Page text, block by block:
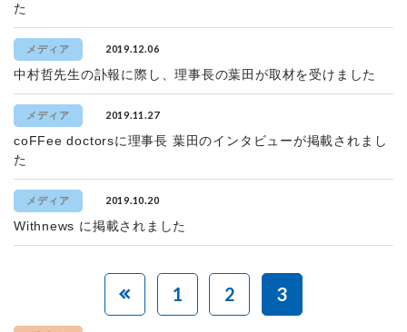
た
メディア 2019.12.06
中村哲先生の訃報に際し、理事長の葉田が取材を受けました
メディア 2019.11.27
coFFee doctorsに理事長 葉田のインタビューが掲載されまし
た
メディア 2019.10.20
Withnews に掲載されました
1 2 3